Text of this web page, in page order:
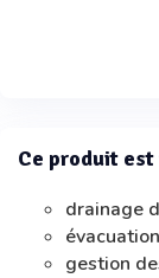
Ce produit
drainage
gestion